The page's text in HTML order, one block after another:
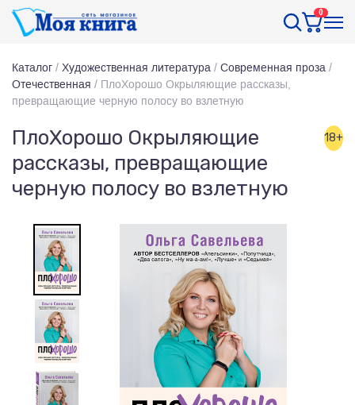
0
Каталог / Художественная литература / Современная проза /
Отечественная / ПлоХорошо Окрыляющие рассказы,
превращающие черную полосу во взлетную
ПлоХорошо Окрыляющие
рассказы, превращающие
черную полосу во взлетную
18+